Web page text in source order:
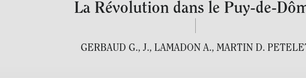
La Révolution dans le Puy-de-
GERBAUD G., J., LAMADON A., MARTIN D.